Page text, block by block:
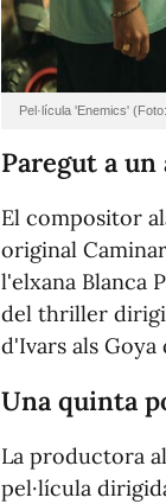
Pel·lícula 'Enemics'
Paregut a un
El compositor
original
l'elxana Blanca
del thriller
d'Ivars als Goya
Una quinta
La productora
pel·lícula